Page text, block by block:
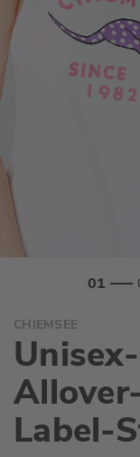
Anfang
der
Bildgalerie
springen
CHIEMSEE
Label-